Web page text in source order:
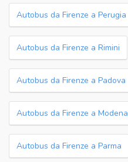
Autobus da Firenze a Perugia
Autobus da Firenze a Rimini
Autobus da Firenze a Padova
Autobus da Firenze a Modena
Autobus da Firenze a Parma